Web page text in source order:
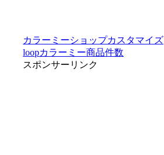
カラーミーショップカスタマイズ
loopカラーミー商品件数
スポンサーリンク